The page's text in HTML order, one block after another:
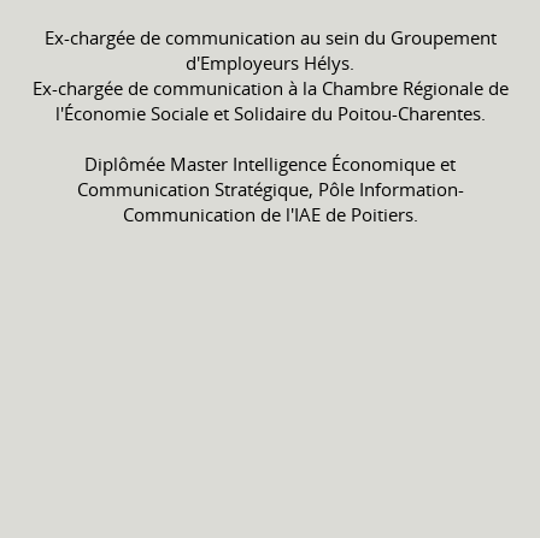
Ex-chargée de communication au sein du Groupement
d'Employeurs Hélys.
Ex-chargée de communication à la Chambre Régionale de
l'Économie Sociale et Solidaire du Poitou-Charentes.
Diplômée Master Intelligence Économique et
Communication Stratégique, Pôle Information-
Communication de l'IAE de Poitiers.